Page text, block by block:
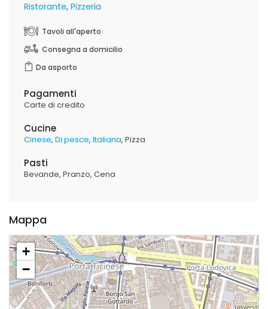
Ristorante Pizzeria
Tavoli all'aperto
Consegna a domicilio
Da asporto
Pagamenti
Carte di credito
Cucine
Cinese Di pesce Italiana Pizza
Pasti
Bevande Pranzo Cena
Mappa
+
−